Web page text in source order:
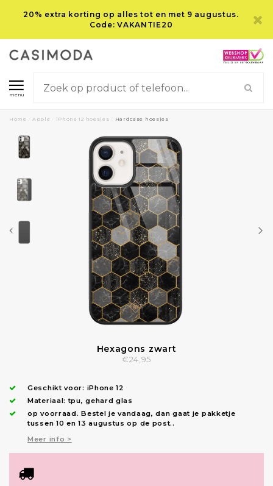
20% extra korting op alles tot en met 9 augustus.
Code: VAKANTIE20
menu
Home Apple iPhone 12 hoesjes Hardcase hoesjes
Hexagons zwart
€24,95
Geschikt voor: iPhone 12
Materiaal: tpu, gehard glas
op voorraad.Bestel je vandaag, dan gaat je pakketje
tussen 10 en 13 augustus op de post..
Meer info >